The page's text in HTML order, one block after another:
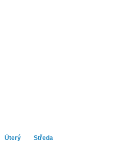
Úterý Středa